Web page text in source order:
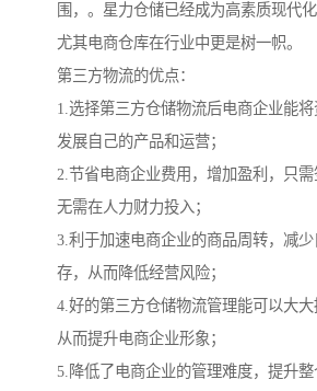
围，。星力仓储已经成为高素质现代化
尤其电商仓库在行业中更是树一帜。
第三方物流的优点：
1.选择第三方仓储物流后电商企业能
发展自己的产品和运营；
2.节省电商企业费用，增加盈利，只需
无需在人力财力投入；
3.利于加速电商企业的商品周转，减
存，从而降低经营风险；
4.好的第三方仓储物流管理能可以大大
从而提升电商企业形象；
5.降低了电商企业的管理难度，提升